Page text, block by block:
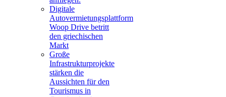
Digitale
Autovermietungsplattform
Woop Drive betritt
den griechischen
Markt
Große
Infrastrukturprojekte
stärken die
Aussichten für den
Tourismus in